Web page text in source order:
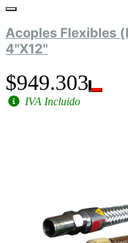
Acoples Flexibles
4"X12"
$949.303
IVA Incluido